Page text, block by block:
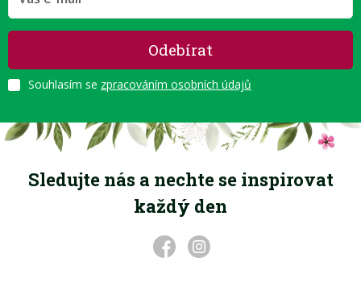
Odebírat
Souhlasím se zpracováním osobních údajů
Sledujte nás a nechte se inspirovat
každý den